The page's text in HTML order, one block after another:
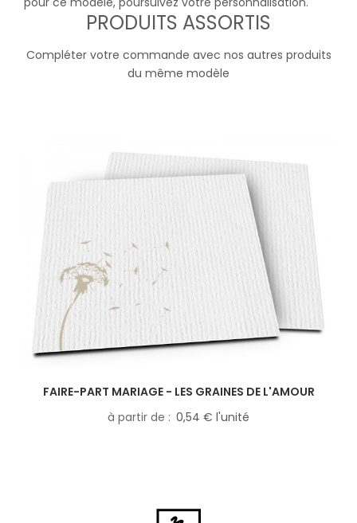
PRODUITS ASSORTIS
Compléter votre commande avec nos autres produits
du même modèle
FAIRE-PART MARIAGE - LES GRAINES DE L'AMOUR
à partir de
0,54 € l'unité